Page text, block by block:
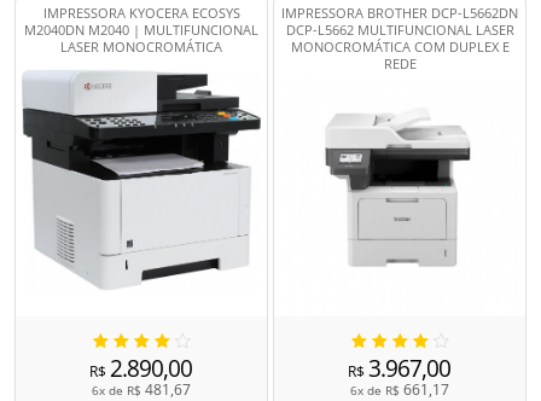
IMPRESSORA KYOCERA ECOSYS
M2040DN M2040 | MULTIFUNCIONAL
LASER MONOCROMÁTICA
R$2.890,00
6x de R$ 481,67
IMPRESSORA BROTHER DCP-L5662DN
DCP-L5662 MULTIFUNCIONAL LASER
MONOCROMÁTICA COM DUPLEX E
REDE
R$3.967,00
6x de R$ 661,17